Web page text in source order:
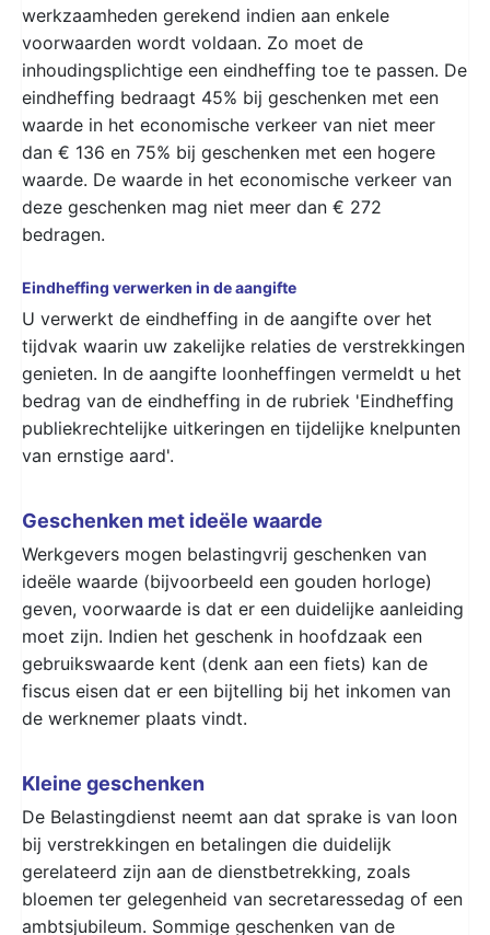
werkzaamheden gerekend indien aan enkele
voorwaarden wordt voldaan. Zo moet de
inhoudingsplichtige een eindheffing toe te passen. De
eindheffing bedraagt 45% bij geschenken met een
waarde in het economische verkeer van niet meer
dan € 136 en 75% bij geschenken met een hogere
waarde. De waarde in het economische verkeer van
deze geschenken mag niet meer dan € 272
bedragen.
Eindheffing verwerken in de aangifte
U verwerkt de eindheffing in de aangifte over het
tijdvak waarin uw zakelijke relaties de verstrekkingen
genieten. In de aangifte loonheffingen vermeldt u het
bedrag van de eindheffing in de rubriek 'Eindheffing
publiekrechtelijke uitkeringen en tijdelijke knelpunten
van ernstige aard'.
Geschenken met ideële waarde
Werkgevers mogen belastingvrij geschenken van
ideële waarde (bijvoorbeeld een gouden horloge)
geven, voorwaarde is dat er een duidelijke aanleiding
moet zijn. Indien het geschenk in hoofdzaak een
gebruikswaarde kent (denk aan een fiets) kan de
fiscus eisen dat er een bijtelling bij het inkomen van
de werknemer plaats vindt.
Kleine geschenken
De Belastingdienst neemt aan dat sprake is van loon
bij verstrekkingen en betalingen die duidelijk
gerelateerd zijn aan de dienstbetrekking, zoals
bloemen ter gelegenheid van secretaressedag of een
ambtsjubileum. Sommige geschenken van de